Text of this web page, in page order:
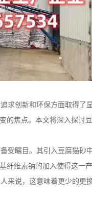
创新和环保方面取得了
焦点。本文将深入探讨
瞩目。其引入豆腐猫砂
维素钠的加入使得这一产
说，这意味着更少的更